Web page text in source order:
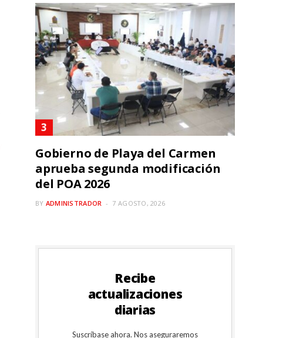
Gobierno de Playa del Carmen
aprueba segunda modificación
del POA 2026
BY ADMINISTRADOR 7 AGOSTO, 2026
Recibe
actualizaciones
diarias
Suscríbase ahora. Nos aseguraremos